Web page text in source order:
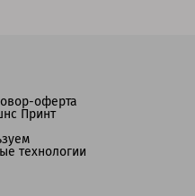
оферта
Принт
технологии